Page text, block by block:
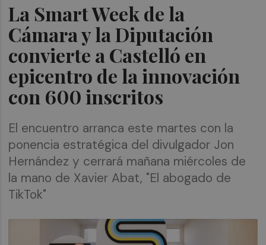
La Smart Week de la
Cámara y la Diputación
convierte a Castelló en
epicentro de la innovación
con 600 inscritos
El encuentro arranca este martes con la
ponencia estratégica del divulgador Jon
Hernández y cerrará mañana miércoles de
la mano de Xavier Abat, "El abogado de
TikTok"